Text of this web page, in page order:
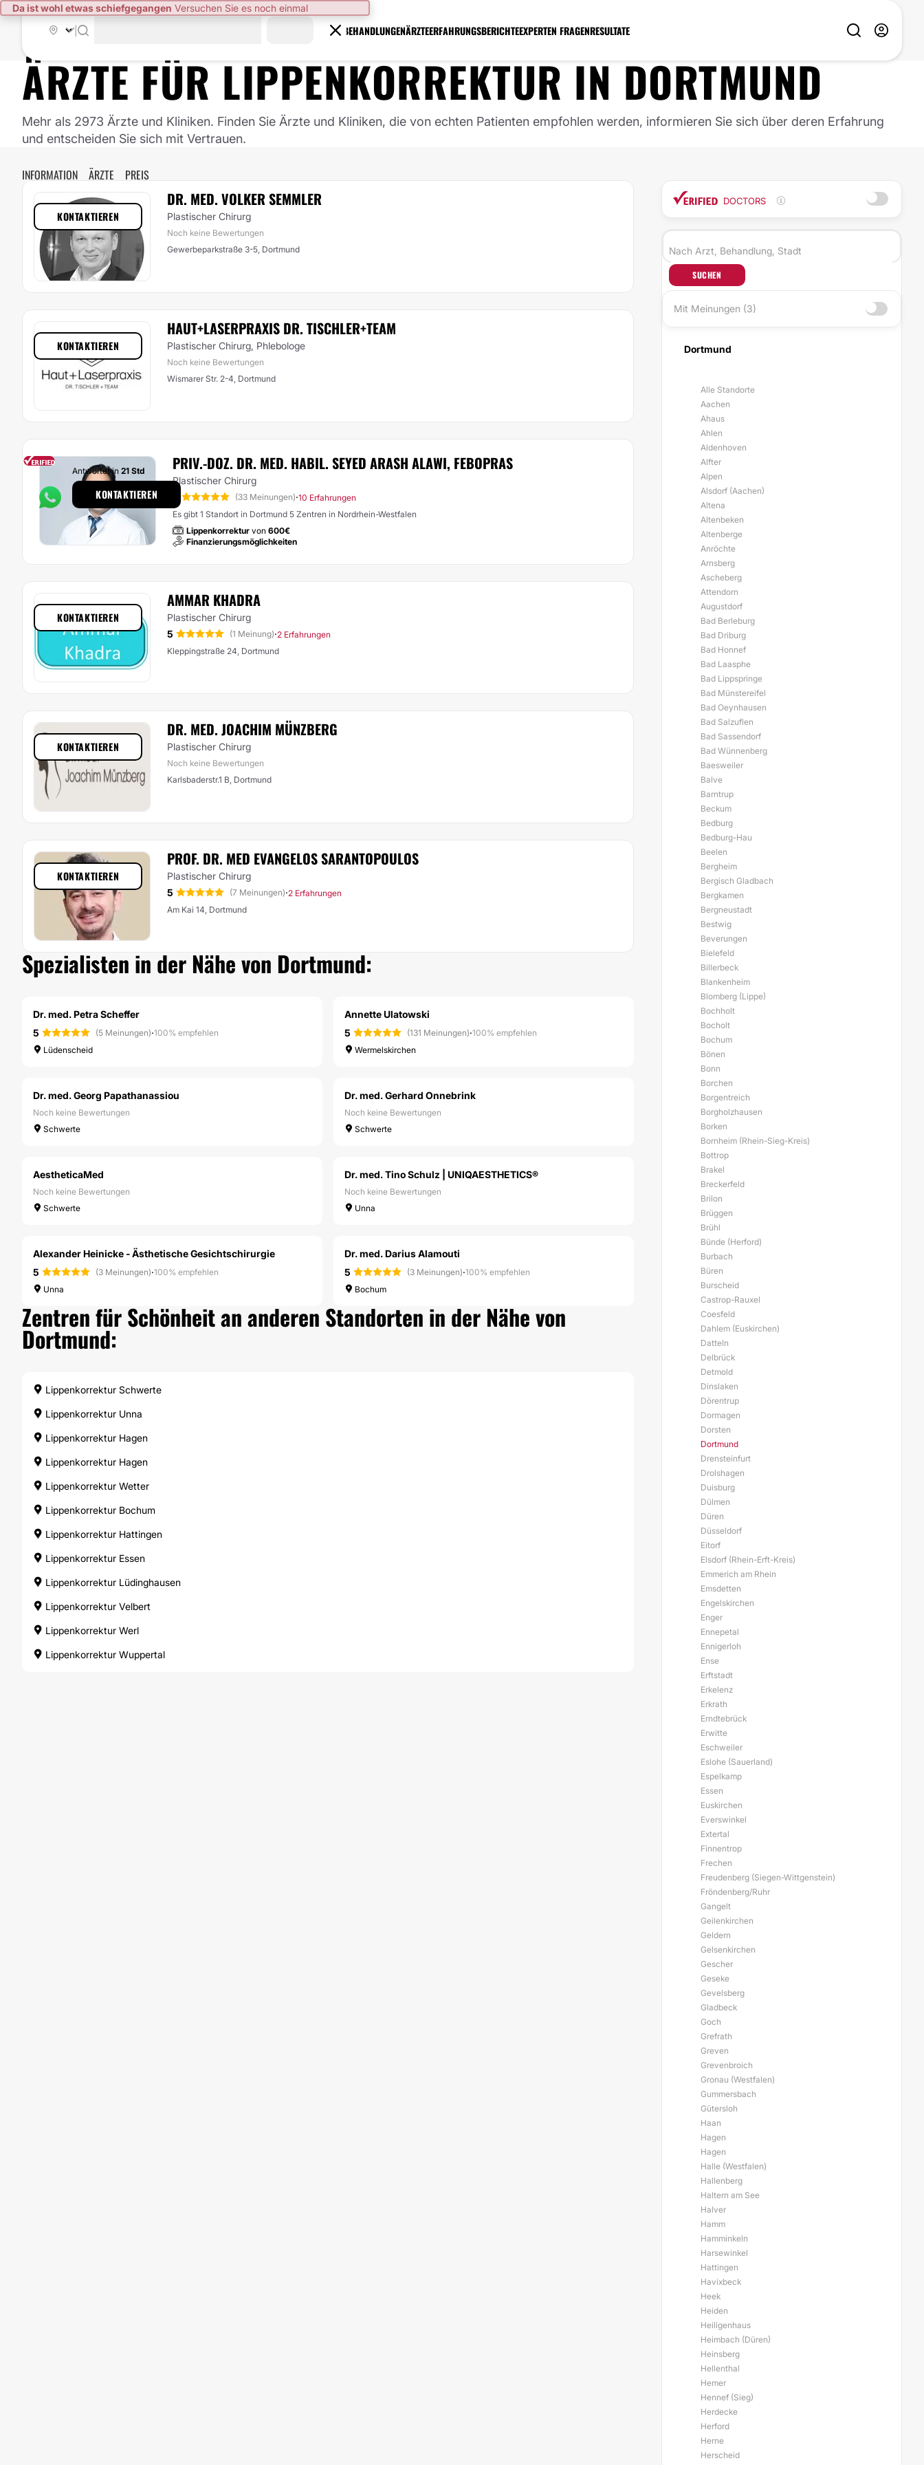
Da ist wohl etwas schiefgegangen Versuchen Sie es noch einmal
BEHANDLUNGENÄRZTEERFAHRUNGSBERICHTEEXPERTEN FRAGENRESULTATE
ÄRZTE FÜRLIPPENKORREKTURINDORTMUND
Mehr als 2973 Ärzte und Kliniken. Finden Sie Ärzte und Kliniken, die von echten Patienten empfohlen werden, informieren Sie sich über deren Erfahrung
und entscheiden Sie sich mit Vertrauen.
INFORMATION ÄRZTE PREIS
DR. MED. VOLKER SEMMLER
Plastischer Chirurg
Noch keine Bewertungen
Gewerbeparkstraße 3-5, Dortmund
KONTAKTIEREN
HAUT+LASERPRAXIS DR. TISCHLER+TEAM
Plastischer Chirurg, Phlebologe
Noch keine Bewertungen
Wismarer Str. 2-4, Dortmund
KONTAKTIEREN
PRIV.-DOZ. DR. MED. HABIL. SEYED ARASH ALAWI, FEBOPRAS
Plastischer Chirurg
(33 Meinungen)·10 Erfahrungen
Es gibt 1 Standort in Dortmund 5 Zentren in Nordrhein-Westfalen
Lippenkorrektur von 600€
Finanzierungsmöglichkeiten
Antwortet in 21 Std
KONTAKTIEREN
AMMAR KHADRA
Plastischer Chirurg
5
(1 Meinung)·2 Erfahrungen
Kleppingstraße 24, Dortmund
KONTAKTIEREN
DR. MED. JOACHIM MÜNZBERG
Plastischer Chirurg
Noch keine Bewertungen
Karlsbaderstr.1 B, Dortmund
KONTAKTIEREN
PROF. DR. MED EVANGELOS SARANTOPOULOS
Plastischer Chirurg
5
(7 Meinungen)·2 Erfahrungen
Am Kai 14, Dortmund
KONTAKTIEREN
Spezialisten in der Nähe von Dortmund:
Dr. med. Petra Scheffer
5
(5 Meinungen)·100% empfehlen
Lüdenscheid
Annette Ulatowski
5
(131 Meinungen)·100% empfehlen
Wermelskirchen
Dr. med. Georg Papathanassiou
Noch keine Bewertungen
Schwerte
Dr. med. Gerhard Onnebrink
Noch keine Bewertungen
Schwerte
AestheticaMed
Noch keine Bewertungen
Schwerte
Dr. med. Tino Schulz | UNIQAESTHETICS®
Noch keine Bewertungen
Unna
Alexander Heinicke - Ästhetische Gesichtschirurgie
5
(3 Meinungen)·100% empfehlen
Unna
Dr. med. Darius Alamouti
5
(3 Meinungen)·100% empfehlen
Bochum
Zentren für Schönheit an anderen Standorten in der Nähe von
Dortmund:
Lippenkorrektur Schwerte
Lippenkorrektur Unna
Lippenkorrektur Hagen
Lippenkorrektur Hagen
Lippenkorrektur Wetter
Lippenkorrektur Bochum
Lippenkorrektur Hattingen
Lippenkorrektur Essen
Lippenkorrektur Lüdinghausen
Lippenkorrektur Velbert
Lippenkorrektur Werl
Lippenkorrektur Wuppertal
DOCTORS
SUCHEN
Mit Meinungen (3)
Dortmund
Alle Standorte
Aachen
Ahaus
Ahlen
Aldenhoven
Alfter
Alpen
Alsdorf (Aachen)
Altena
Altenbeken
Altenberge
Anröchte
Arnsberg
Ascheberg
Attendorn
Augustdorf
Bad Berleburg
Bad Driburg
Bad Honnef
Bad Laasphe
Bad Lippspringe
Bad Münstereifel
Bad Oeynhausen
Bad Salzuflen
Bad Sassendorf
Bad Wünnenberg
Baesweiler
Balve
Barntrup
Beckum
Bedburg
Bedburg-Hau
Beelen
Bergheim
Bergisch Gladbach
Bergkamen
Bergneustadt
Bestwig
Beverungen
Bielefeld
Billerbeck
Blankenheim
Blomberg (Lippe)
Bochholt
Bocholt
Bochum
Bönen
Bonn
Borchen
Borgentreich
Borgholzhausen
Borken
Bornheim (Rhein-Sieg-Kreis)
Bottrop
Brakel
Breckerfeld
Brilon
Brüggen
Brühl
Bünde (Herford)
Burbach
Büren
Burscheid
Castrop-Rauxel
Coesfeld
Dahlem (Euskirchen)
Datteln
Delbrück
Detmold
Dinslaken
Dörentrup
Dormagen
Dorsten
Dortmund
Drensteinfurt
Drolshagen
Duisburg
Dülmen
Düren
Düsseldorf
Eitorf
Elsdorf (Rhein-Erft-Kreis)
Emmerich am Rhein
Emsdetten
Engelskirchen
Enger
Ennepetal
Ennigerloh
Ense
Erftstadt
Erkelenz
Erkrath
Erndtebrück
Erwitte
Eschweiler
Eslohe (Sauerland)
Espelkamp
Essen
Euskirchen
Everswinkel
Extertal
Finnentrop
Frechen
Freudenberg (Siegen-Wittgenstein)
Fröndenberg/Ruhr
Gangelt
Geilenkirchen
Geldern
Gelsenkirchen
Gescher
Geseke
Gevelsberg
Gladbeck
Goch
Grefrath
Greven
Grevenbroich
Gronau (Westfalen)
Gummersbach
Gütersloh
Haan
Hagen
Hagen
Halle (Westfalen)
Hallenberg
Haltern am See
Halver
Hamm
Hamminkeln
Harsewinkel
Hattingen
Havixbeck
Heek
Heiden
Heiligenhaus
Heimbach (Düren)
Heinsberg
Hellenthal
Hemer
Hennef (Sieg)
Herdecke
Herford
Herne
Herscheid